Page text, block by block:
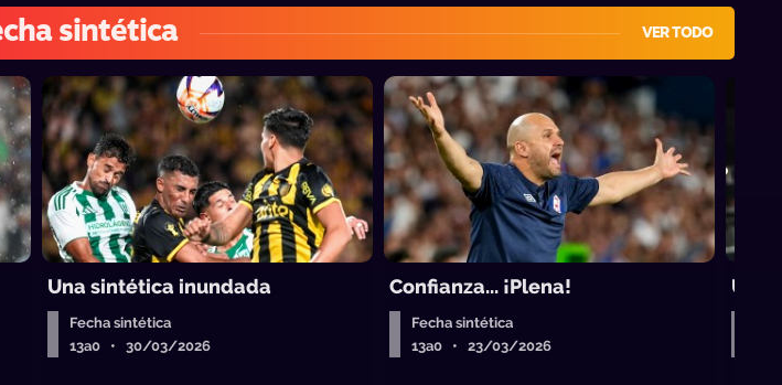
sintética VER TODO
Una sintética inundada
Fecha sintética
13a0 • 30/03/2026
Confianza... ¡Plena!
Fecha sintética
13a0 • 23/03/2026
Una